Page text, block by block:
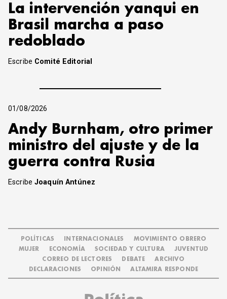
La intervención yanqui en
Brasil marcha a paso
redoblado
Escribe Comité Editorial
01/08/2026
Andy Burnham, otro primer
ministro del ajuste y de la
guerra contra Rusia
EscribeJoaquín Antúnez
POLÍTICAS INTERNACIONALES
MOVIMIENTO OBRERO
MUJER
ECONOMÍA SOCIEDAD Y CULTURA
JUVENTUD
CORREO DE LECTORES
DEBATE
ARCHIVO
DECLARACIONES
OPINIÓN ALTAMIRA RESPONDE